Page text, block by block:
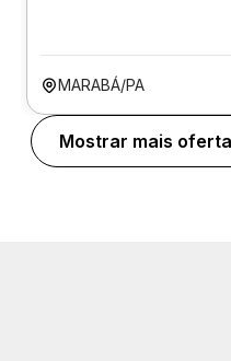
MARABÁ/PA
Mostrar mais